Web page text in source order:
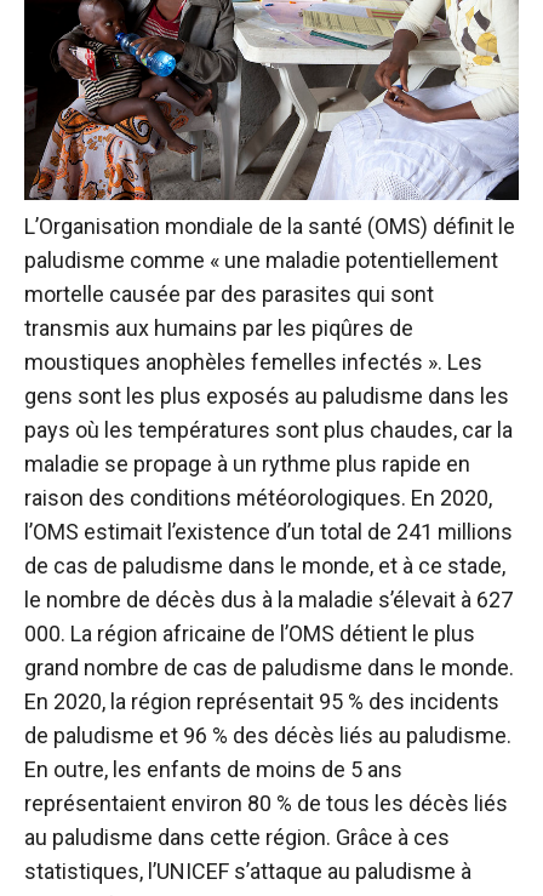
L’Organisation mondiale de la santé (OMS) définit le
paludisme comme « une maladie potentiellement
mortelle causée par des parasites qui sont
transmis aux humains par les piqûres de
moustiques anophèles femelles infectés ». Les
gens sont les plus exposés au paludisme dans les
pays où les températures sont plus chaudes, car la
maladie se propage à un rythme plus rapide en
raison des conditions météorologiques. En 2020,
l’OMS estimait l’existence d’un total de 241 millions
de cas de paludisme dans le monde, et à ce stade,
le nombre de décès dus à la maladie s’élevait à 627
000. La région africaine de l’OMS détient le plus
grand nombre de cas de paludisme dans le monde.
En 2020, la région représentait 95 % des incidents
de paludisme et 96 % des décès liés au paludisme.
En outre, les enfants de moins de 5 ans
représentaient environ 80 % de tous les décès liés
au paludisme dans cette région. Grâce à ces
statistiques, l’UNICEF s’attaque au paludisme à